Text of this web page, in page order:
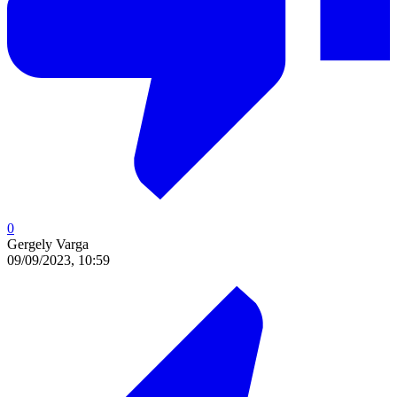
0
Gergely Varga
09/09/2023, 10:59